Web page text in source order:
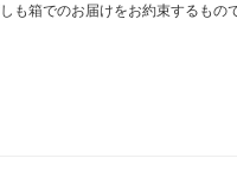
も箱でのお届けをお約束するも